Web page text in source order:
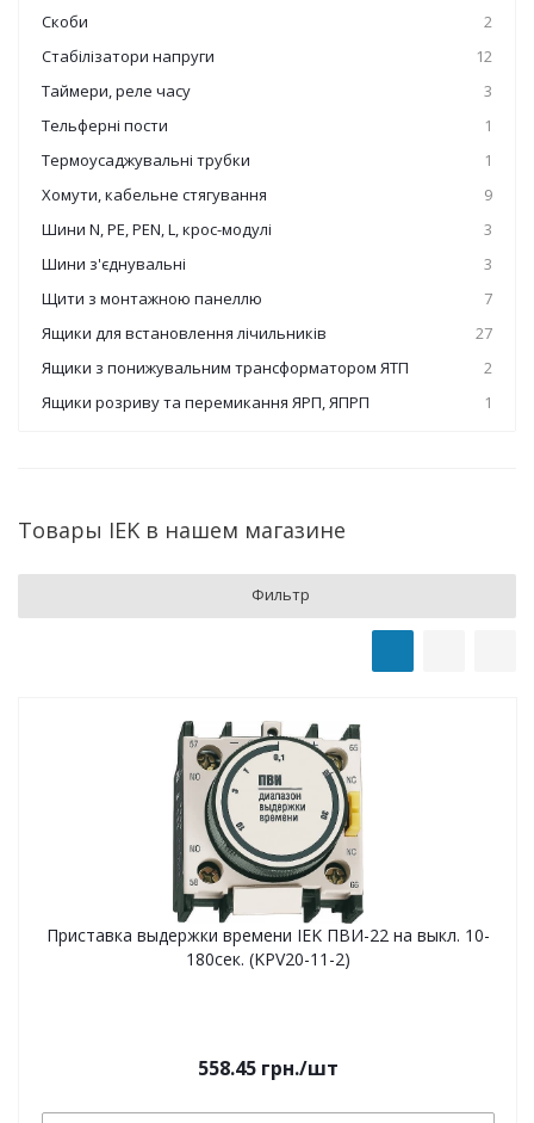
Скоби
2
Стабілізатори напруги
12
Таймери, реле часу
3
Тельферні пости
1
Термоусаджувальні трубки
1
Хомути, кабельне стягування
9
Шини N, PE, PEN, L, крос-модулі
3
Шини з'єднувальні
3
Щити з монтажною панеллю
7
Ящики для встановлення лічильників
27
Ящики з понижувальним трансформатором ЯТП
2
Ящики розриву та перемикання ЯРП, ЯПРП
1
Товары IEK в нашем магазине
Фильтр
Приставка выдержки времени IEK ПВИ-22 на выкл. 10-
180сек. (KPV20-11-2)
558.45 грн./шт